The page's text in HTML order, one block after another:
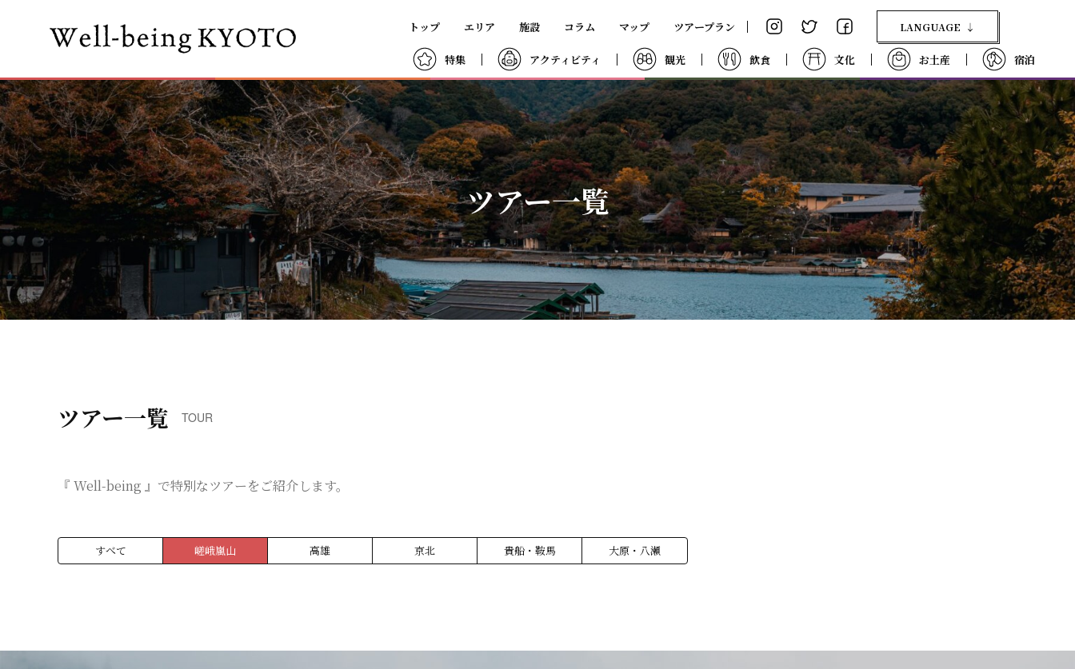
トップ エリア
すべて
嵯峨嵐山
高雄
京北
貴船・鞍馬
大原・八瀬
施設 コラム マップ ツアープラン LANGUAGE
English
日本語
特集
アクティビティ 観光 飲食 文化 お土産 宿泊
ツアー一覧
ツアー一覧 TOUR
『 Well-being 』で特別なツアーをご紹介します。
すべて 嵯峨嵐山 高雄 京北 貴船・鞍馬 大原・八瀬